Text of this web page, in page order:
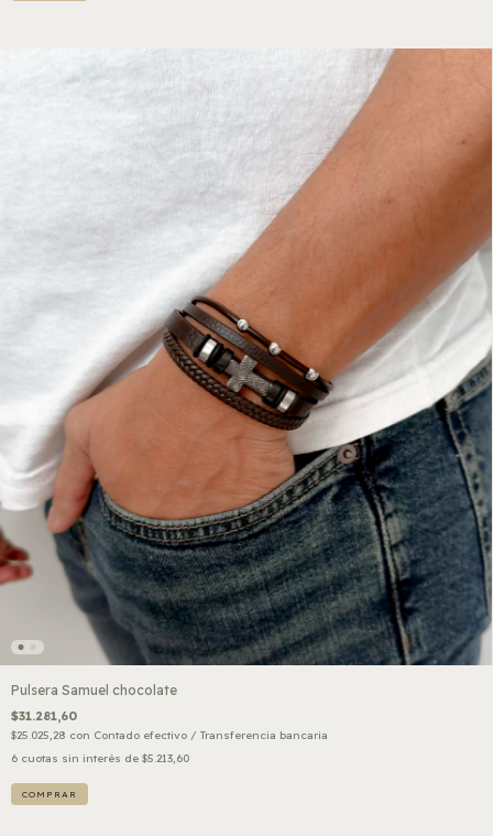
Pulsera Samuel chocolate
$31.281,60
$25.025,28 con Contado efectivo / Transferencia bancaria
6 cuotas sin interés de $5.213,60